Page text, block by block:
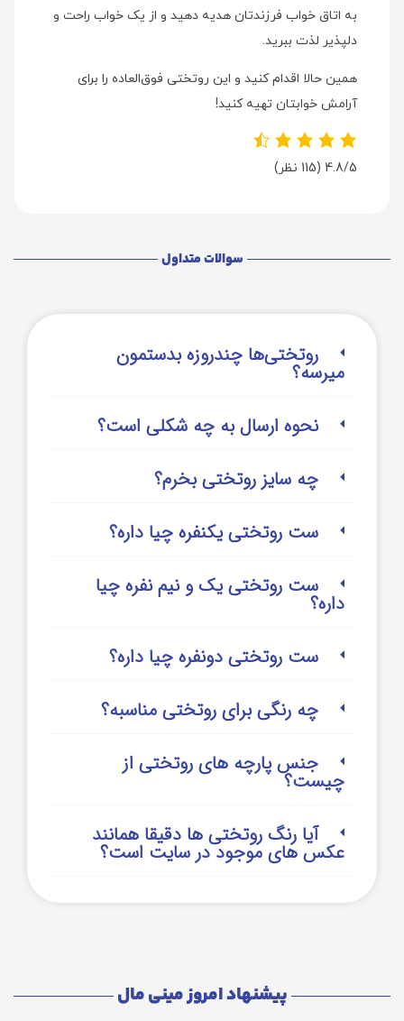
به اتاق خواب فرزندتان هدیه دهید و از یک خواب راحت و
دلپذیر لذت ببرید.
همین حالا اقدام کنید و این روتختی فوق‌العاده را برای
آرامش خوابتان تهیه کنید!
4.8/5 (115 نظر)
سوالات متداول
روتختی‌‌ها چندروزه بدستمون
میرسه؟
نحوه ارسال به چه شکلی است؟
چه سایز روتختی بخرم؟
ست روتختی یکنفره چیا داره؟
ست روتختی یک و نیم نفره چیا
داره؟
ست روتختی دونفره چیا داره؟
چه رنگی برای روتختی مناسبه؟
جنس پارچه های روتختی از
چیست؟
آیا رنگ روتختی ها دقیقا همانند
عکس های موجود در سایت است؟
پیشنهاد امروز مینی مال